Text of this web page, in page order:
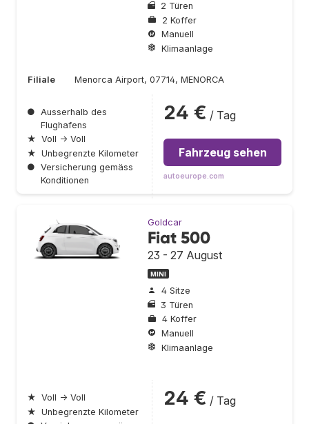
2 Türen
2 Koffer
Manuell
Klimaanlage
Filiale Menorca Airport, 07714, MENORCA
● Ausserhalb des
Flughafens
★ Voll → Voll
★ Unbegrenzte Kilometer
● Versicherung gemäss
Konditionen
24 € / Tag
Fahrzeug sehen
autoeurope.com
Goldcar
Fiat 500
23 - 27 August
MINI
4 Sitze
3 Türen
4 Koffer
Manuell
Klimaanlage
★ Voll → Voll
★ Unbegrenzte Kilometer
24 € / Tag